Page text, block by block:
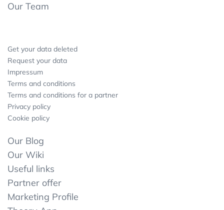
Our Team
Get your data deleted
Request your data
Impressum
Terms and conditions
Terms and conditions for a partner
Privacy policy
Cookie policy
Our Blog
Our Wiki
Useful links
Partner offer
Marketing Profile